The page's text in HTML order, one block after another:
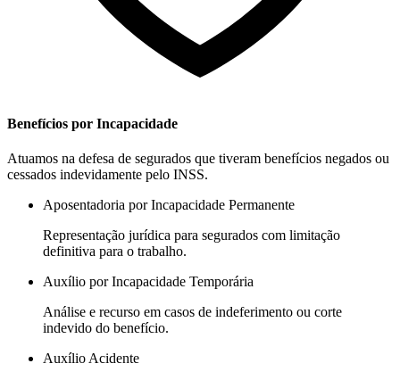
Benefícios por Incapacidade
Atuamos na defesa de segurados que tiveram benefícios negados ou
cessados indevidamente pelo INSS.
Aposentadoria por Incapacidade Permanente
Representação jurídica para segurados com limitação
definitiva para o trabalho.
Auxílio por Incapacidade Temporária
Análise e recurso em casos de indeferimento ou corte
indevido do benefício.
Auxílio Acidente